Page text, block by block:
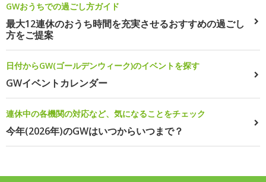
GWおうちでの過ごし方ガイド
最大12連休のおうち時間を充実させるおすすめの過ごし
方をご提案
日付からGW(ゴールデンウィーク)のイベントを探す
GWイベントカレンダー
連休中の各機関の対応など、気になることをチェック
今年(2026年)のGWはいつからいつまで？